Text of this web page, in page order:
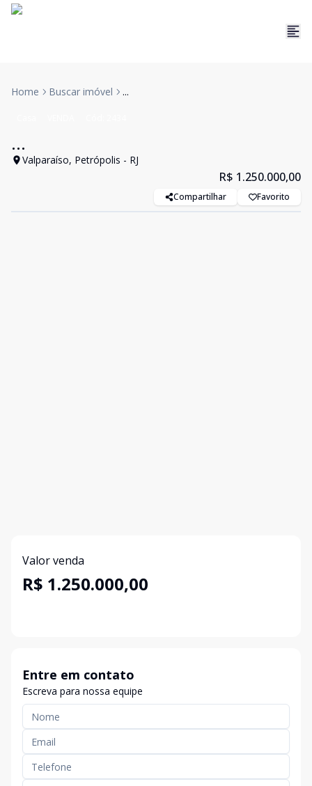
Home Buscar imóvel ...
...
Valparaíso, Petrópolis - RJ
R$ 1.250.000,00
Compartilhar Favorito
Valor venda
R$ 1.250.000,00
Entre em contato
Escreva para nossa equipe